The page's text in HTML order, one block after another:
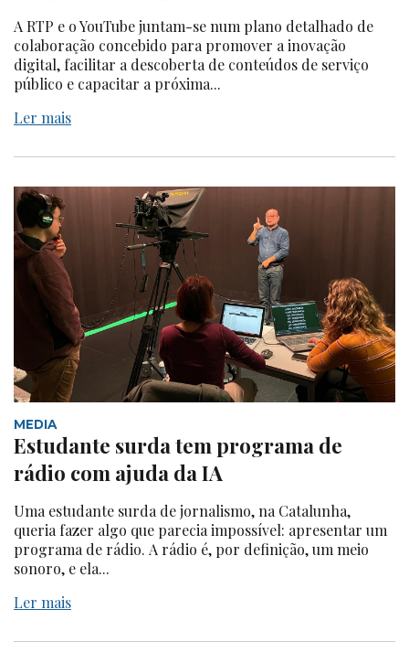
A RTP e o YouTube juntam-se num plano detalhado de
colaboração concebido para promover a inovação
digital, facilitar a descoberta de conteúdos de serviço
público e capacitar a próxima...
Ler mais
MEDIA
Estudante surda tem programa de
rádio com ajuda da IA
Uma estudante surda de jornalismo, na Catalunha,
queria fazer algo que parecia impossível: apresentar um
programa de rádio. A rádio é, por definição, um meio
sonoro, e ela...
Ler mais